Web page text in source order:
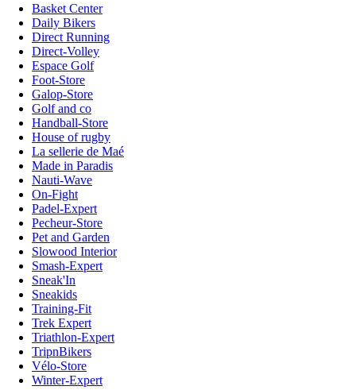
Basket Center
Daily Bikers
Direct Running
Direct-Volley
Espace Golf
Foot-Store
Galop-Store
Golf and co
Handball-Store
House of rugby
La sellerie de Maé
Made in Paradis
Nauti-Wave
On-Fight
Padel-Expert
Pecheur-Store
Pet and Garden
Slowood Interior
Smash-Expert
Sneak'In
Sneakids
Training-Fit
Trek Expert
Triathlon-Expert
TripnBikers
Vélo-Store
Winter-Expert